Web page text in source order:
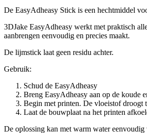
De EasyAdheasy Stick is een hechtmiddel
3DJake EasyAdheasy werkt met praktisch
aanbrengen eenvoudig en precies maakt.
De lijmstick laat geen residu achter.
Gebruik:
Schud de EasyAdheasy
Breng EasyAdheasy aan op de koude
Begin met printen. De vloeistof droogt
Laat de bouwplaat na het printen
De oplossing kan met warm water